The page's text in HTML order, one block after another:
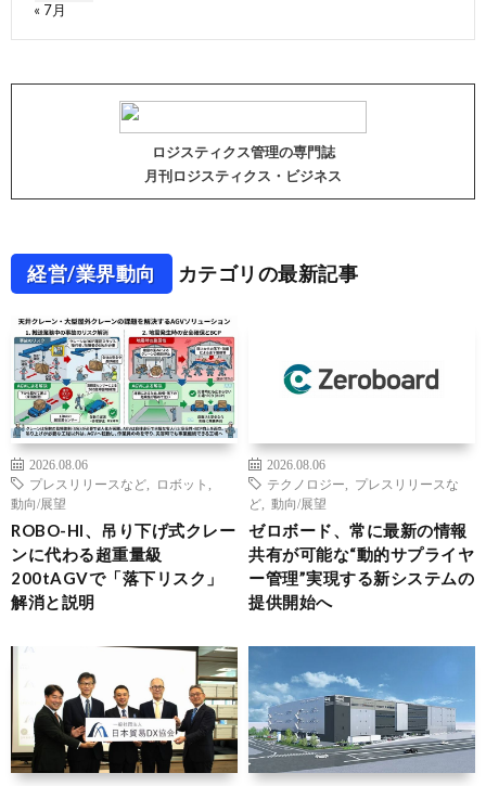
« 7月
ロジスティクス管理の専門誌
月刊ロジスティクス・ビジネス
経営/業界動向 カテゴリの最新記事
2026.08.06
プレスリリースなど
ロボット
動向/展望
ROBO-HI、吊り下げ式クレー
ンに代わる超重量級
200tAGVで「落下リスク」
解消と説明
2026.08.06
テクノロジー
プレスリリースな
ど
動向/展望
ゼロボード、常に最新の情報
共有が可能な“動的サプライヤ
ー管理”実現する新システムの
提供開始へ